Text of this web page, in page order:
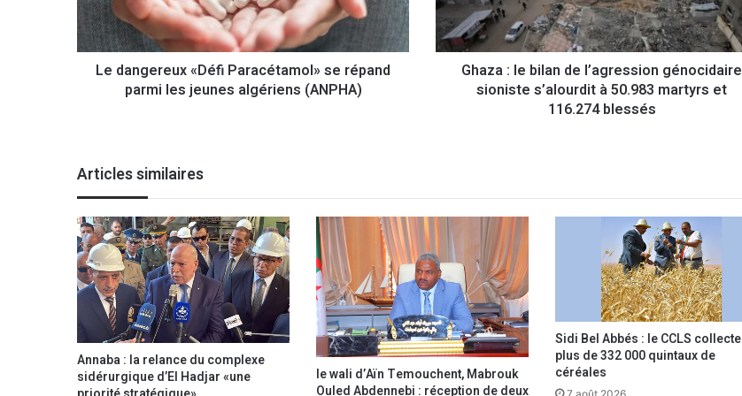
e
r
e
i
P
a
r
a
c
é
a
m
o
l
Le dangereux «Défi Paracétamol» se répand
parmi les jeunes algériens (ANPHA)
l
e
b
’
a
r
e
s
s
i
o
n
Ghaza : le bilan de l’agression génocidaire
sioniste s’alourdit à 50.983 martyrs et
116.274 blessés
Articles similaires
Annaba : la relance du complexe
sidérurgique d’El Hadjar «une
le wali d’Aïn Temouchent, Mabrouk
Ouled Abdennebi : réception de deux
Sidi Bel Abbés : le CCLS collecte
plus de 332 000 quintaux de
céréales